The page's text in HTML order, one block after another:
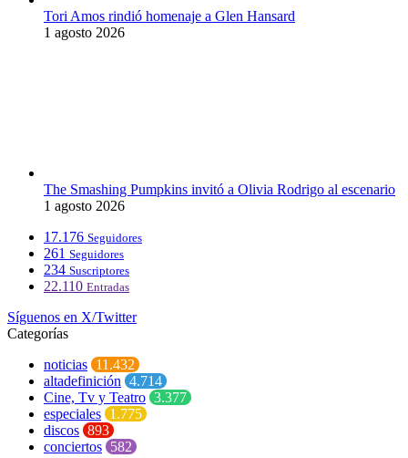
Tori Amos rindió homenaje a Glen Hansard
1 agosto 2026
The Smashing Pumpkins invitó a Olivia Rodrigo al escenario
1 agosto 2026
17.176 Seguidores
261 Seguidores
234 Suscriptores
22.110 Entradas
Síguenos en X/Twitter
Categorías
noticias 11.432
altadefinición 4.714
Cine, Tv y Teatro 3.377
especiales 1.775
discos 893
conciertos 582